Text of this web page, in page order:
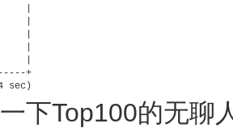
|
|
|
|
|
+
sec)
下Top100的无聊